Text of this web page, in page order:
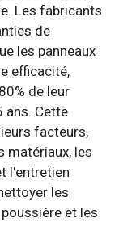
Les fabricants
de
les panneaux
efficacité,
de leur
ans. Cette
facteurs,
matériaux, les
l'entretien
les
et les